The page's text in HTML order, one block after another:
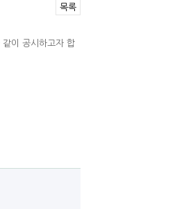
목록
같이 공시하고자 합